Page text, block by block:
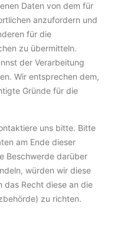
Daten von dem für
anzufordern und
für die
zu übermitteln.
der Verarbeitung
Wir entsprechen dem,
Gründe für die
uns bitte. Bitte
am Ende dieser
Beschwerde darüber
würden wir diese
das Recht diese an die
zu richten.